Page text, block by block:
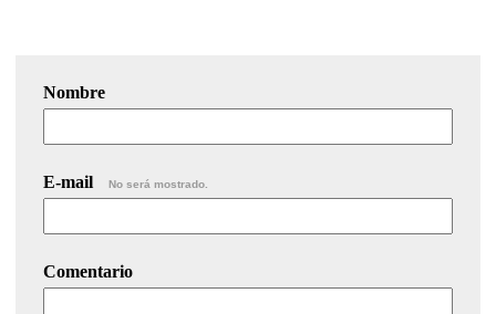
Nombre
E-mail No será mostrado.
Comentario